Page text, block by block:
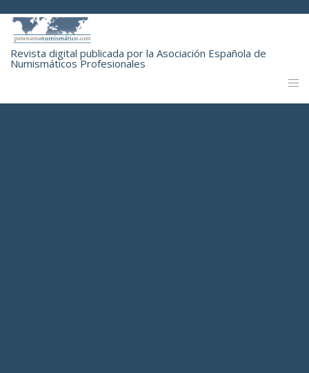
Revista digital publicada por la Asociación Española de
Numismáticos Profesionales